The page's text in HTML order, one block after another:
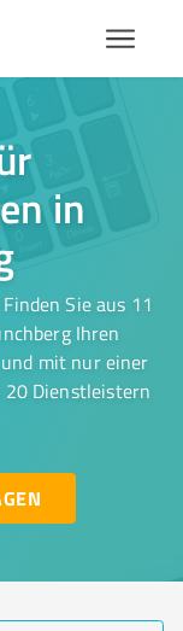
in
Sie aus 11
Ihren
mit nur einer
20 Dienstleistern